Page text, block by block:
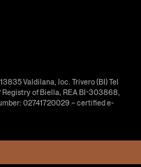
Valdilana, loc. Trivero (BI) Tel
Registry of Biella, REA BI-303868,
02741720029 – certified e-